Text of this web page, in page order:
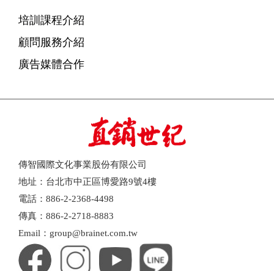
培訓課程介紹
顧問服務介紹
廣告媒體合作
傳智國際文化事業股份有限公司
地址：台北市中正區博愛路9號4樓
電話：886-2-2368-4498
傳真：886-2-2718-8883
Email：group@brainet.com.tw